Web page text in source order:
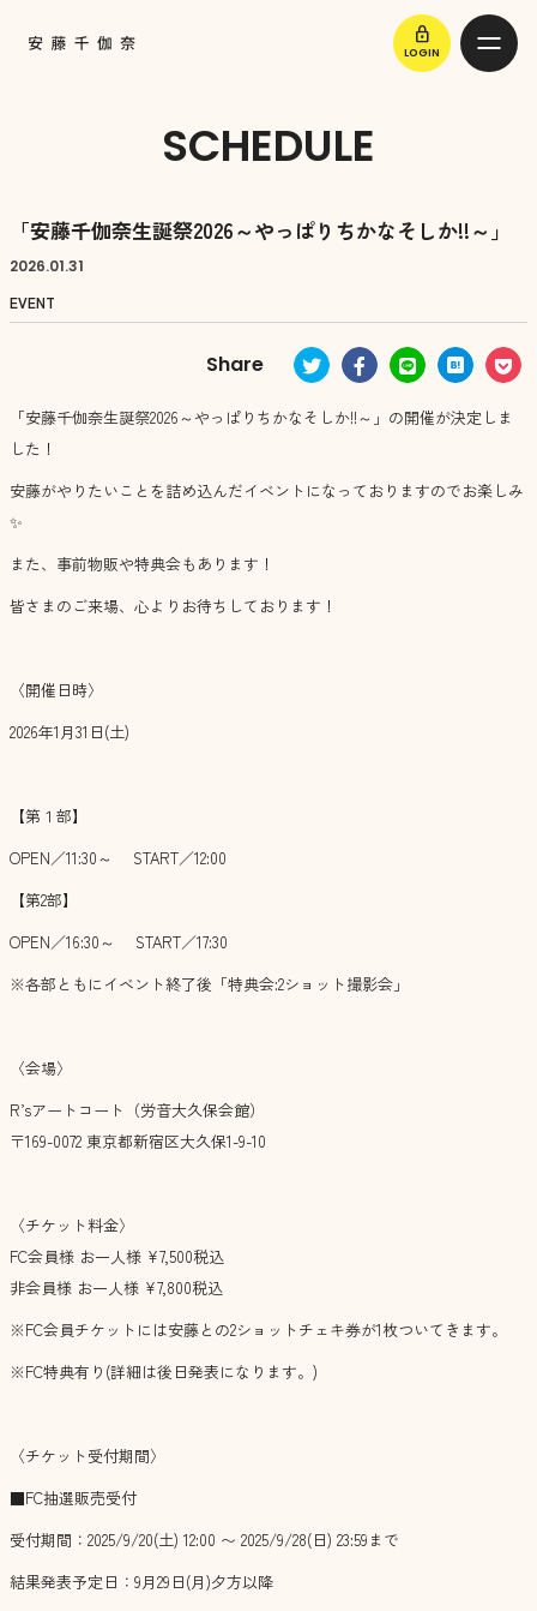
lock
LOGIN
SCHEDULE
「安藤千伽奈生誕祭2026～やっぱりちかなそしか!!～」
2026.01.31
EVENT
「安藤千伽奈生誕祭2026～やっぱりちかなそしか!!～」の開催が決定しま
した！
安藤がやりたいことを詰め込んだイベントになっておりますのでお楽しみ
✨
また、事前物販や特典会もあります！
皆さまのご来場、心よりお待ちしております！
〈開催日時〉
2026年1月31日(土)
【第１部】
OPEN／11:30～ START／12:00
【第2部】
OPEN／16:30～ START／17:30
※各部ともにイベント終了後「特典会:2ショット撮影会」
〈会場〉
R’sアートコート（労音大久保会館）
〒169-0072 東京都新宿区大久保1-9-10
〈チケット料金〉
FC会員様 お一人様 ¥7,500税込
非会員様 お一人様 ¥7,800税込
※FC会員チケットには安藤との2ショットチェキ券が1枚ついてきます。
※FC特典有り(詳細は後日発表になります。)
〈チケット受付期間〉
■FC抽選販売受付
受付期間：2025/9/20(土) 12:00 〜 2025/9/28(日) 23:59まで
結果発表予定日：9月29日(月)夕方以降